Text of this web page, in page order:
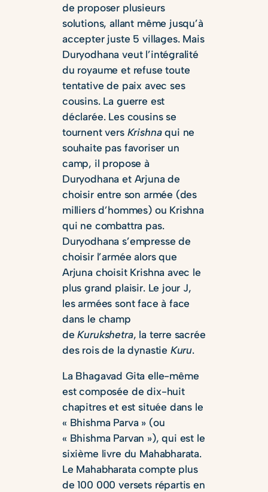
de proposer plusieurs
solutions, allant même jusqu’à
accepter juste 5 villages. Mais
Duryodhana veut l’intégralité
du royaume et refuse toute
tentative de paix avec ses
cousins. La guerre est
déclarée. Les cousins se
tournent vers Krishnaqui ne
souhaite pas favoriser un
camp, il propose à
Duryodhana et Arjuna de
choisir entre son armée (des
milliers d’hommes) ou Krishna
qui ne combattra pas.
Duryodhana s’empresse de
choisir l’armée alors que
Arjuna choisit Krishna avec le
plus grand plaisir. Le jour J,
les armées sont face à face
dans le champ
deKurukshetra, la terre sacrée
des rois de la dynastie Kuru.
La Bhagavad Gita elle-même
est composée de dix-huit
chapitres et est située dans le
« Bhishma Parva » (ou
« Bhishma Parvan »), qui est le
sixième livre du Mahabharata.
Le Mahabharata compte plus
de 100 000 versets répartis en